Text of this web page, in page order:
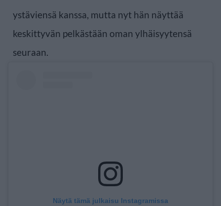
ystäviensä kanssa, mutta nyt hän näyttää
keskittyvän pelkästään oman ylhäisyytensä
seuraan.
Näytä tämä julkaisu Instagramissa